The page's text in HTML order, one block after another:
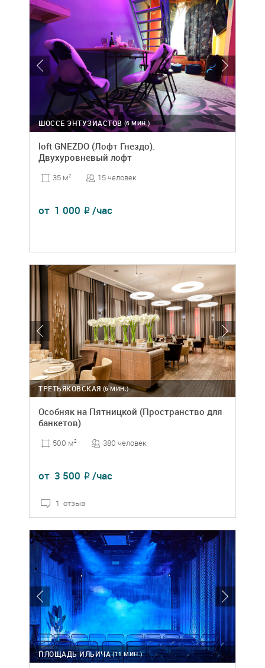
(6 МИН.)
ШОССЕ ЭНТУЗИАСТОВ
loft GNEZDO (Лофт Гнездо).
Двухуровневый лофт
35 м2 15 человек
от 1 000 ₽ /час
(6 МИН.)
ТРЕТЬЯКОВСКАЯ
Особняк на Пятницкой (Пространство для
банкетов)
500 м2 380 человек
от 3 500 ₽ /час
1 отзыв
(11 МИН.)
ПЛОЩАДЬ ИЛЬИЧА